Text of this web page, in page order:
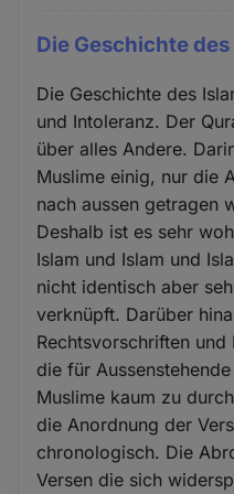
Die Geschichte
Die Geschichte des
und Intoleranz. Der
über alles Andere.
Muslime einig, nur die
nach aussen getragen
Deshalb ist es sehr
Islam und Islam und
nicht identisch aber
verknüpft. Darüber
Rechtsvorschriften
die für
Muslime kaum zu
die Anordnung der
chronologisch. Die
Versen die sich